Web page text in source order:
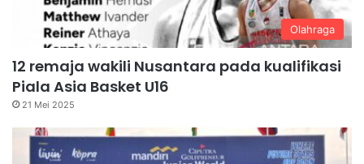
Olahraga
12 remaja wakili Nusantara pada kualifikasi
Piala Asia Basket U16
21 Mei 2025